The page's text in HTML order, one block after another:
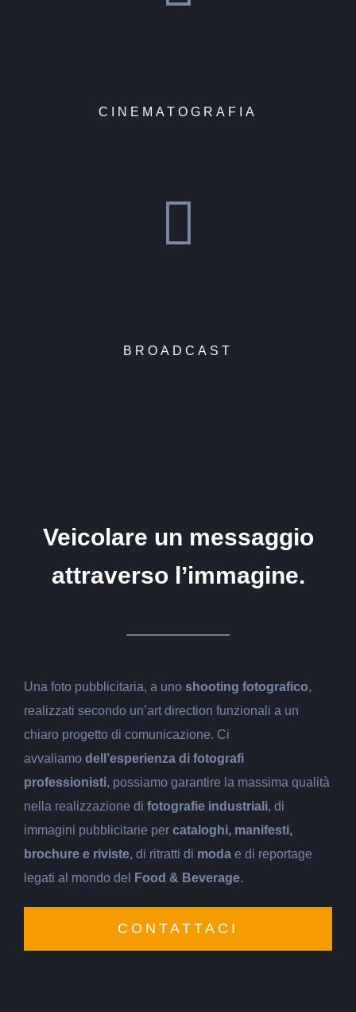
CINEMATOGRAFIA
BROADCAST
Veicolare un messaggio
attraverso l’immagine.
Una foto pubblicitaria, a uno shooting fotografico,
realizzati secondo un’art direction funzionali a un
chiaro progetto di comunicazione. Ci
avvaliamo dell’esperienza di fotografi
professionisti, possiamo garantire la massima qualità
nella realizzazione di fotografie industriali, di
immagini pubblicitarie per cataloghi, manifesti,
brochure e riviste, di ritratti di modae di reportage
legati al mondo del
Food & Beverage.
CONTATTACI